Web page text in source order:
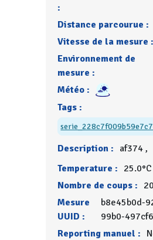
:
Distance parcourue :
Vitesse de la mesure :
Environnement de
mesure :
Météo :
Tags :
Description : af374 ,
Temperature : 25.0°C
Nombre de coups :
Mesure
UUID :
b8e45b0d-
99b0-
Reporting manuel :